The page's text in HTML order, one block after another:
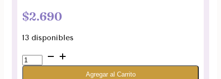
$2.690
13 disponibles
Incienso
Dhoop
Agregar al Carrito